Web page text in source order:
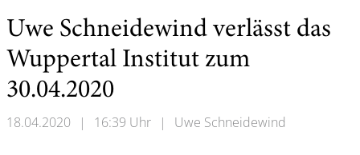
Uwe Schneidewind verlässt das
Wuppertal Institut zum
30.04.2020
18.04.2020 | 16:39 Uhr | Uwe Schneidewind